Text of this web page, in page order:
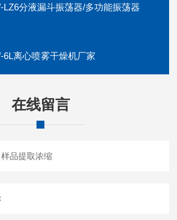
LZ6分液漏斗振荡器/多功能振荡器
6L离心喷雾干燥机厂家
在线留言